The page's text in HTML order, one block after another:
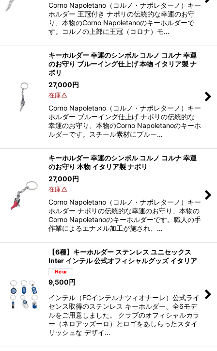
Corno Napoletano（コルノ・ナポレターノ）キー
ホルダー 王冠付き ナポリの伝統的な幸運のお守
り、本物のCorno Napoletanoのキーホルダーで
す。コルノの上部に王冠（コロナ）モ…
キーホルダー 幸運のシンボル コルノ コルナ 幸運
のお守り ブルーイング仕上げ 本物 イタリア製 ナ
ポリ
27,000円
在庫△
Corno Napoletano（コルノ・ナポレターノ）キー
ホルダー ブルーイング仕上げ ナポリの伝統的な
幸運のお守り、本物のCorno Napoletanoのキーホ
ルダーです。スチール素材にブルー…
キーホルダー 幸運のシンボル コルノ コルナ 幸運
のお守り 本物 イタリア製 ナポリ
27,000円
在庫△
Corno Napoletano（コルノ・ナポレターノ）キー
ホルダー ナポリの伝統的な幸運のお守り、本物の
Corno Napoletanoのキーホルダーです。職人の手
作業によるエナメル加工が施され、…
【6種】キーホルダー ステンレス ユニセックス
Inter インテル 公式オフィシャルグッズ イタリア
9,500円
インテル（FCインテルナツィオナーレ）公式ライ
センス取得のステンレス キーホルダー、全6モデ
ルをご用意しました。 クラブのオフィシャルカラ
ー（ネロアッズーロ）とロゴをあしらったスタイ
リッシュな デザイ…